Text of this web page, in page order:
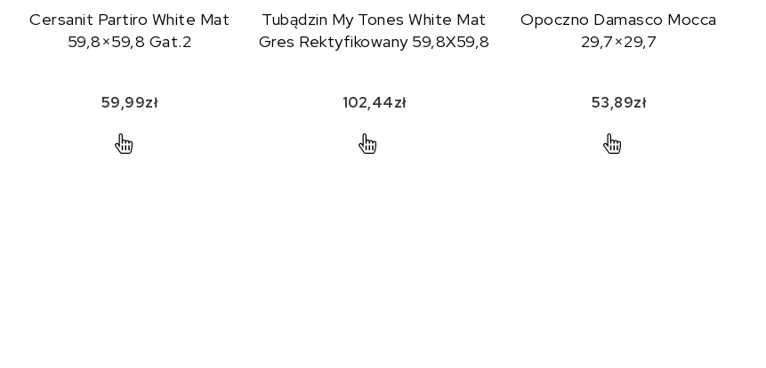
Cersanit Partiro White Mat
59,8×59,8 Gat.2
59,99zł
Tubądzin My Tones White Mat
Gres Rektyfikowany 59,8X59,8
102,44zł
Opoczno Damasco Mocca
29,7×29,7
53,89zł